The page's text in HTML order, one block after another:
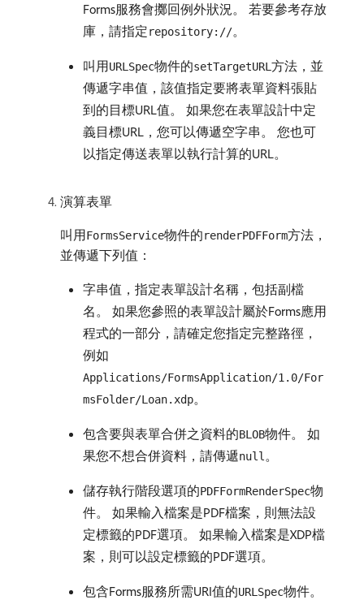
Forms服務會擲回例外狀況。 若要參考存放
庫，請指定repository://。
叫用URLSpec物件的setTargetURL 方法，並
傳遞字串值，該值指定要將表單資料張貼
到的目標URL值。 如果您在表單設計中定
義目標URL，您可以傳遞空字串。 您也可
以指定傳送表單以執行計算的URL。
演算表單
叫用FormsService物件的renderPDFForm方法，
並傳遞下列值：
字串值，指定表單設計名稱，包括副檔
名。 如果您參照的表單設計屬於Forms應用
程式的一部分，請確定您指定完整路徑，
例如
Applications/FormsApplication/1.0/For
msFolder/Loan.xdp。
包含要與表單合併之資料的BLOB物件。 如
果您不想合併資料，請傳遞null 。
儲存執行階段選項的PDFFormRenderSpec物
件。 如果輸入檔案是PDF檔案，則無法設
定標籤的PDF選項。 如果輸入檔案是XDP檔
案，則可以設定標籤的PDF選項。
包含Forms服務所需URI值的URLSpec物件。